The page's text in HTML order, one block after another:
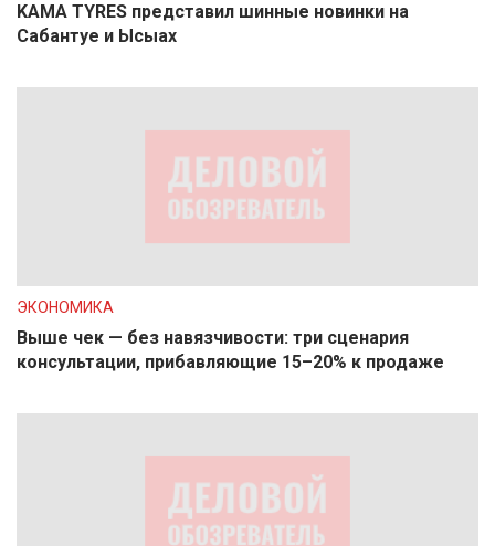
KAMA TYRES представил шинные новинки на
Сабантуе и Ысыах
ЭКОНОМИКА
Выше чек — без навязчивости: три сценария
консультации, прибавляющие 15–20% к продаже